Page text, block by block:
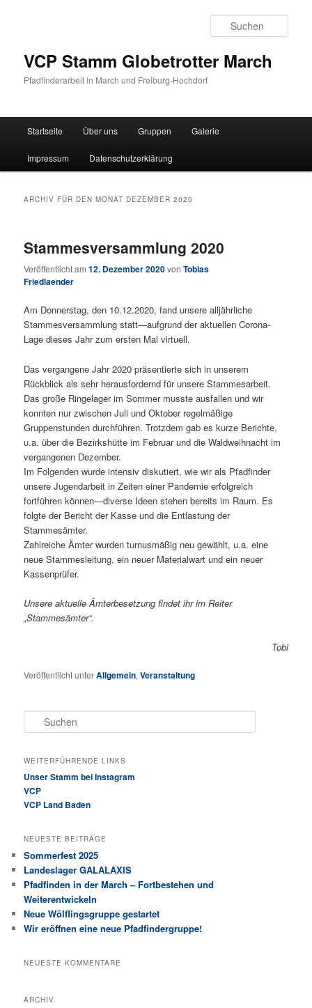
VCP Stamm Globetrotter March
Pfadfinderarbeit in March und Freiburg-Hochdorf
Zum Inhalt wechseln
Zum sekundären Inhalt wechseln
Startseite Über uns Gruppen Galerie
Impressum Datenschutzerklärung
ARCHIV FÜR DEN MONAT DEZEMBER 2020
Stammesversammlung 2020
Veröffentlicht am12. Dezember 2020vonTobias
Friedlaender
Am Donnerstag, den 10.12.2020, fand unsere alljährliche
Stammesversammlung statt—aufgrund der aktuellen Corona-
Lage dieses Jahr zum ersten Mal virtuell.
Das vergangene Jahr 2020 präsentierte sich in unserem
Rückblick als sehr herausfordernd für unsere Stammesarbeit.
Das große Ringelager im Sommer musste ausfallen und wir
konnten nur zwischen Juli und Oktober regelmäßige
Gruppenstunden durchführen. Trotzdem gab es kurze Berichte,
u.a. über die Bezirkshütte im Februar und die Waldweihnacht im
vergangenen Dezember.
Im Folgenden wurde intensiv diskutiert, wie wir als Pfadfinder
unsere Jugendarbeit in Zeiten einer Pandemie erfolgreich
fortführen können—diverse Ideen stehen bereits im Raum. Es
folgte der Bericht der Kasse und die Entlastung der
Stammesämter.
Zahlreiche Ämter wurden turnusmäßig neu gewählt, u.a. eine
neue Stammesleitung, ein neuer Materialwart und ein neuer
Kassenprüfer.
Unsere aktuelle Ämterbesetzung findet ihr im Reiter
„Stammesämter“.
Tobi
Veröffentlicht unterAllgemein,Veranstaltung
Suchen
WEITERFÜHRENDE LINKS
Unser Stamm bei Instagram
VCP
VCP Land Baden
NEUESTE BEITRÄGE
Sommerfest 2025
Landeslager GALALAXIS
Pfadfinden in der March – Fortbestehen und
Weiterentwickeln
Neue Wölflingsgruppe gestartet
Wir eröffnen eine neue Pfadfindergruppe!
NEUESTE KOMMENTARE
ARCHIV